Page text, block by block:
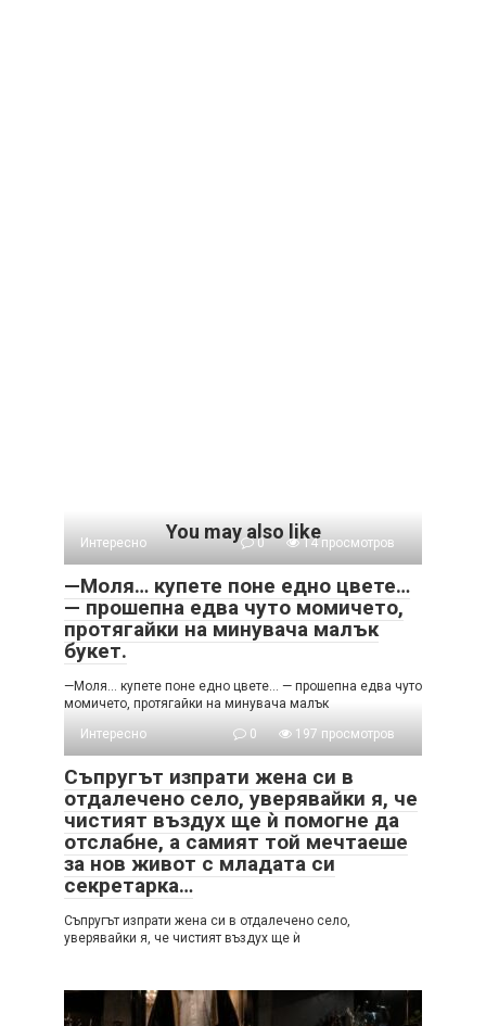
You may also like
Интересно 0 14 просмотров
—Моля… купете поне едно цвете…
— прошепна едва чуто момичето,
протягайки на минувача малък
букет.
—Моля… купете поне едно цвете… — прошепна едва чуто
момичето, протягайки на минувача малък
Интересно
0 197 просмотров
Съпругът изпрати жена си в
отдалечено село, уверявайки я, че
чистият въздух ще ѝ помогне да
отслабне, а самият той мечтаеше
за нов живот с младата си
секретарка…
Съпругът изпрати жена си в отдалечено село,
уверявайки я, че чистият въздух ще ѝ